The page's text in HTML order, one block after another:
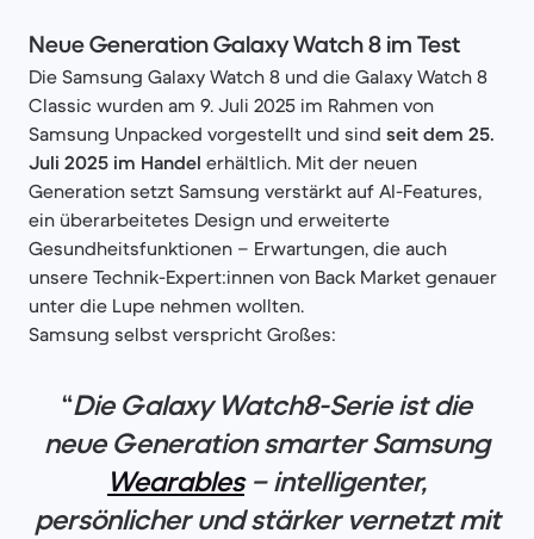
Neue Generation Galaxy Watch 8 im Test
Die Samsung Galaxy Watch 8 und die Galaxy Watch 8
Classic wurden am 9. Juli 2025 im Rahmen von
Samsung Unpacked vorgestellt und sind seit dem 25.
Juli 2025 im Handel erhältlich. Mit der neuen
Generation setzt Samsung verstärkt auf AI-Features,
ein überarbeitetes Design und erweiterte
Gesundheitsfunktionen – Erwartungen, die auch
unsere Technik-Expert:innen von Back Market genauer
unter die Lupe nehmen wollten.
Samsung selbst verspricht Großes:
“Die Galaxy Watch8-Serie ist die
neue Generation smarter Samsung
Wearables– intelligenter,
persönlicher und stärker vernetzt mit